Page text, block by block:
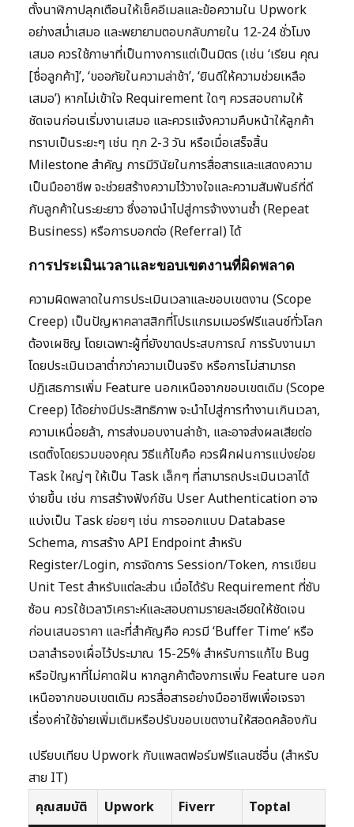
ตั้งนาฬิกาปลุกเตือนให้เช็คอีเมลและข้อความใน Upwork
อย่างสม่ำเสมอ และพยายามตอบกลับภายใน 12-24 ชั่วโมง
เสมอ ควรใช้ภาษาที่เป็นทางการแต่เป็นมิตร (เช่น ‘เรียน คุณ
[ชื่อลูกค้า]’, ‘ขออภัยในความล่าช้า’, ‘ยินดีให้ความช่วยเหลือ
เสมอ’) หากไม่เข้าใจ Requirement ใดๆ ควรสอบถามให้
ชัดเจนก่อนเริ่มงานเสมอ และควรแจ้งความคืบหน้าให้ลูกค้า
ทราบเป็นระยะๆ เช่น ทุก 2-3 วัน หรือเมื่อเสร็จสิ้น
Milestone สำคัญ การมีวินัยในการสื่อสารและแสดงความ
เป็นมืออาชีพ จะช่วยสร้างความไว้วางใจและความสัมพันธ์ที่ดี
กับลูกค้าในระยะยาว ซึ่งอาจนำไปสู่การจ้างงานซ้ำ (Repeat
Business) หรือการบอกต่อ (Referral) ได้
การประเมินเวลาและขอบเขตงานที่ผิดพลาด
ความผิดพลาดในการประเมินเวลาและขอบเขตงาน (Scope
Creep) เป็นปัญหาคลาสสิกที่โปรแกรมเมอร์ฟรีแลนซ์ทั่วโลก
ต้องเผชิญ โดยเฉพาะผู้ที่ยังขาดประสบการณ์ การรับงานมา
โดยประเมินเวลาต่ำกว่าความเป็นจริง หรือการไม่สามารถ
ปฏิเสธการเพิ่ม Feature นอกเหนือจากขอบเขตเดิม (Scope
Creep) ได้อย่างมีประสิทธิภาพ จะนำไปสู่การทำงานเกินเวลา,
ความเหนื่อยล้า, การส่งมอบงานล่าช้า, และอาจส่งผลเสียต่อ
เรตติ้งโดยรวมของคุณ วิธีแก้ไขคือ ควรฝึกฝนการแบ่งย่อย
Task ใหญ่ๆ ให้เป็น Task เล็กๆ ที่สามารถประเมินเวลาได้
ง่ายขึ้น เช่น การสร้างฟังก์ชัน User Authentication อาจ
แบ่งเป็น Task ย่อยๆ เช่น การออกแบบ Database
Schema, การสร้าง API Endpoint สำหรับ
Register/Login, การจัดการ Session/Token, การเขียน
Unit Test สำหรับแต่ละส่วน เมื่อได้รับ Requirement ที่ซับ
ซ้อน ควรใช้เวลาวิเคราะห์และสอบถามรายละเอียดให้ชัดเจน
ก่อนเสนอราคา และที่สำคัญคือ ควรมี ‘Buffer Time’ หรือ
เวลาสำรองเผื่อไว้ประมาณ 15-25% สำหรับการแก้ไข Bug
หรือปัญหาที่ไม่คาดฝัน หากลูกค้าต้องการเพิ่ม Feature นอก
เหนือจากขอบเขตเดิม ควรสื่อสารอย่างมืออาชีพเพื่อเจรจา
เรื่องค่าใช้จ่ายเพิ่มเติมหรือปรับขอบเขตงานให้สอดคล้องกัน
เปรียบเทียบ Upwork กับแพลตฟอร์มฟรีแลนซ์อื่น (สำหรับ
สาย IT)
คุณสมบัติ
Upwork Fiverr Toptal